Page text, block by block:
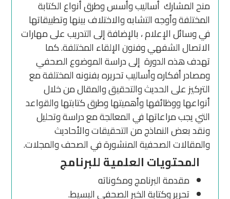
منح المشارك أساليب وأسس وطرق أنواع الكتابة
المختلفة وأوجه التشابه والاختلاف بينها وتطبيقاتها
في وسائل الإعلام ، بالإضافة إلى التدريب على مهارات
الاتصال الشفهي وفنون الإلقاء المختلفة. كما
تهدف هذه الدورة إلى دراسة الموضوع الصحفي
ومصادر أفكاره وأساليب تحريره بفنونه المختلفة مع
التركيز على الحديث والتحقيق والمقال من خلال
أنواعها ووظائفها وأهميتها وطرق كتابتها والقواعد
التي يجب مراعاتها في المعالجة مع دراسة وتحليل
ونقد بعض النماذج من التحقيقات والأحاديث
والمقالات الصحفية المنشورة في الصحف والمجلات.
المحتويات العلمية للبرنامج
مقدمة البرنامج ومكوناته
تحرير وكتابة الخبر الصحفي البسيط.